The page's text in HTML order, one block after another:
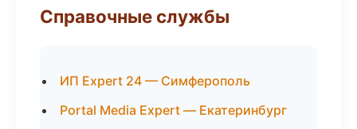
Справочные службы
ИП Expert 24 — Симферополь
Portal Media Expert — Екатеринбург